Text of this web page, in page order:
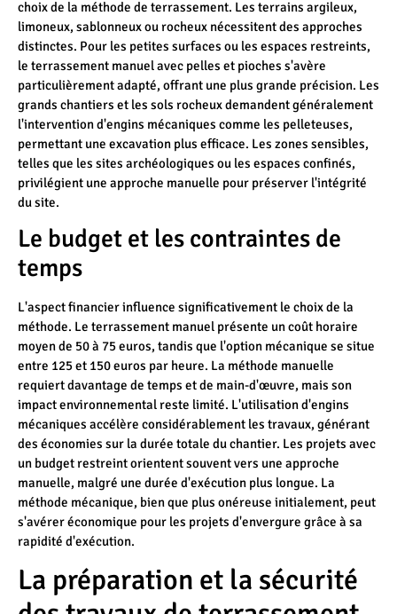
choix de la méthode de terrassement. Les terrains argileux,
limoneux, sablonneux ou rocheux nécessitent des approches
distinctes. Pour les petites surfaces ou les espaces restreints,
le terrassement manuel avec pelles et pioches s'avère
particulièrement adapté, offrant une plus grande précision. Les
grands chantiers et les sols rocheux demandent généralement
l'intervention d'engins mécaniques comme les pelleteuses,
permettant une excavation plus efficace. Les zones sensibles,
telles que les sites archéologiques ou les espaces confinés,
privilégient une approche manuelle pour préserver l'intégrité
du site.
Le budget et les contraintes de
temps
L'aspect financier influence significativement le choix de la
méthode. Le terrassement manuel présente un coût horaire
moyen de 50 à 75 euros, tandis que l'option mécanique se situe
entre 125 et 150 euros par heure. La méthode manuelle
requiert davantage de temps et de main-d'œuvre, mais son
impact environnemental reste limité. L'utilisation d'engins
mécaniques accélère considérablement les travaux, générant
des économies sur la durée totale du chantier. Les projets avec
un budget restreint orientent souvent vers une approche
manuelle, malgré une durée d'exécution plus longue. La
méthode mécanique, bien que plus onéreuse initialement, peut
s'avérer économique pour les projets d'envergure grâce à sa
rapidité d'exécution.
La préparation et la sécurité